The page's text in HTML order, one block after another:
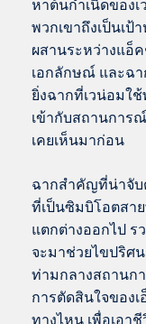
หาต้นกำเนิดของ
พวกเขาถึงเป็นเป้
ผสานระหว่างแอ็
เอกลักษณ์ และฉา
ยิ่งฉากที่เวน่อมใ
เข้ากับสถานการ
เคยเห็นมาก่อน
ฉากสำคัญที่น่าจับ
ที่เป็นซิมบิโอตสา
แตกต่างออกไป ร
จะมาช่วยไขปริศ
ท่ามกลางสถานก
การตัดสินใจของเ
ทางไหน เพื่อเอา